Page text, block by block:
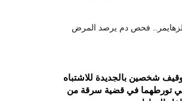
فحص دم يرصد المرض
شخصين بالجديدة للاشتباه
تورطهما في قضية سرقة من